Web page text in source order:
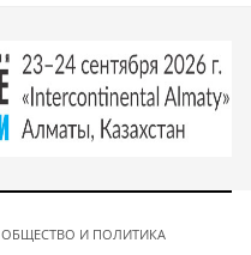
ОБЩЕСТВО И ПОЛИТИКА